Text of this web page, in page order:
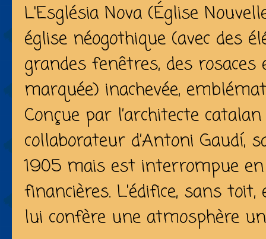
L'Església Nova (Église
église néogothique (avec des
grandes fenêtres, des
marquée) inachevée,
Conçue par l’architecte
collaborateur d’Antoni Gaudí,
1905 mais est interrompue
financières. L'édifice, sans
lui confère une atmosphère